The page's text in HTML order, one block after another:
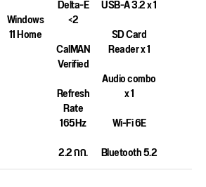
Windows
11 Home
Delta-E
<2
CalMAN
Verified
Refresh
Rate
165Hz
2.2 กก.
USB-A 3.2 x 1
SD Card
Reader x 1
Audio combo
x 1
Wi-Fi 6E
Bluetooth 5.2